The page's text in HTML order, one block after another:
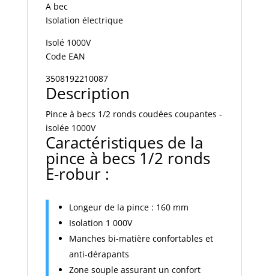
221008
A bec
Isolation électrique
Isolé 1000V
Code EAN
3508192210087
Description
Pince à becs 1/2 ronds coudées coupantes -
isolée 1000V
Caractéristiques de la
pince à becs 1/2 ronds
E-robur :
Longeur de la pince : 160 mm
Isolation 1 000V
Manches bi-matière confortables et
anti-dérapants
Zone souple assurant un confort